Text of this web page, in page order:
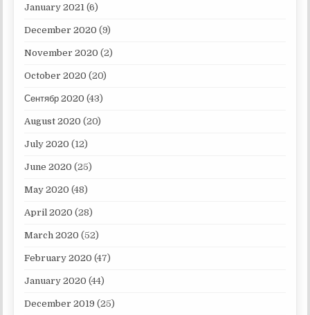
January 2021 (6)
December 2020 (9)
November 2020 (2)
October 2020 (20)
Сентябр 2020 (43)
August 2020 (20)
July 2020 (12)
June 2020 (25)
May 2020 (48)
April 2020 (28)
March 2020 (52)
February 2020 (47)
January 2020 (44)
December 2019 (25)